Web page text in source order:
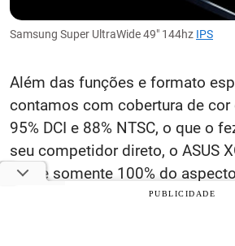
Samsung Super UltraWide 49" 144hz IPS
Além das funções e formato
contamos com cobertura de cor
95% DCI e 88% NTSC, o que o
seu competidor direto, o ASUS
cobre somente 100% do
quer ostentar e ter o melhor do
PUBLICIDADE